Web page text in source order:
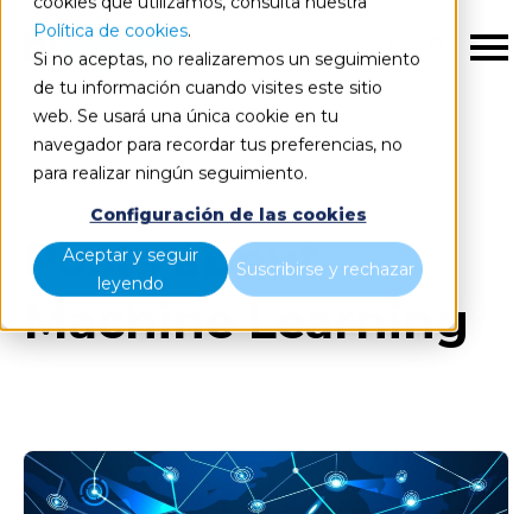
Política de cookies.
Si no aceptas, no realizaremos un seguimiento
de tu información cuando visites este sitio
web. Se usará una única cookie en tu
navegador para recordar tus preferencias, no
para realizar ningún seguimiento.
Configuración de las cookies
Aceptar y seguir
leyendo
Suscribirse y rechazar
ES
Blog Todos los artículos
Posts about
Machine Learning